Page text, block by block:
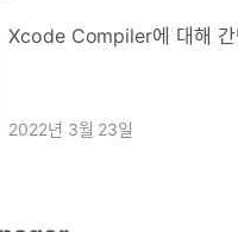
Xcode
2022년 3월 23일